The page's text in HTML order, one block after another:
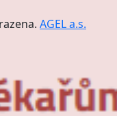
AGEL a.s.